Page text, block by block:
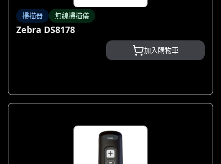
掃描器 無線掃描儀
Zebra DS8178
加入購物車